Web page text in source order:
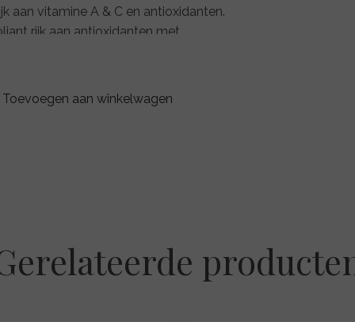
aan vitamine A & C en antioxidanten.
rijk aan antioxidanten met
enzymatische werking te versterken
Toevoegen aan winkelwagen